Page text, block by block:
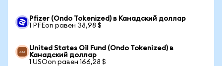
Pfizer (Ondo Tokenized) в Канадский доллар
1 PFEon равен 38,98 $
United States Oil Fund (Ondo Tokenized) в
Канадский доллар
1 USOon равен 166,28 $